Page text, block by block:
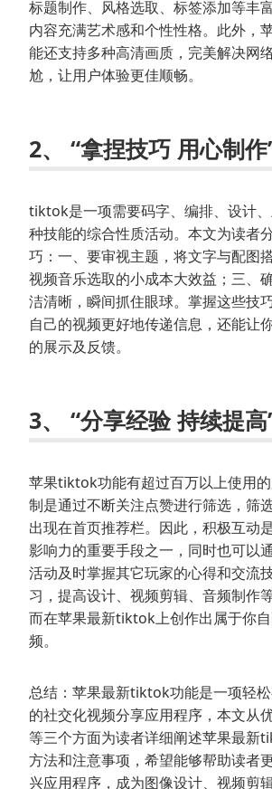
标题制作、风格选取、标签添加等丰
内容充满艺术感和个性性格。此外，
能还支持多种高清画质，完美解决网
尬，让用户体验更佳顺畅。
2、 “拿捏技巧 用心制作
tiktok是一项需要码字、编排、设计
种技能的综合性质活动。本文为读者
巧：一、要审视主题，将文字与配图
视频音乐选取的小成本大效益；三、
洁清晰，瞬间抓住眼球。掌握这些技
自己的视频更好地传递信息，还能让
的展示及反馈。
3、 “分享经验 持续提高
苹果tiktok功能有超过百万以上使用
制是通过不断关注点赞进行筛选，筛
出现在首页推荐栏。因此，积极互动
影响力的重要手段之一，同时也可以
活动及时掌握其它玩家的心得和交流
习，提高设计、视频剪辑、音频制作
而在苹果最新tiktok上创作出属于你自
频。
总结：苹果最新tiktok功能是一项轻
的社交化视频分享应用程序，本文从
等三个方面为读者详细阐述苹果最新
方法和注意事项，希望能够帮助读者
兴应用程序，成为图像设计、视频剪